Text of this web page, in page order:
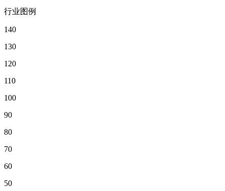
行业图例
140
130
120
110
100
90
80
70
60
50